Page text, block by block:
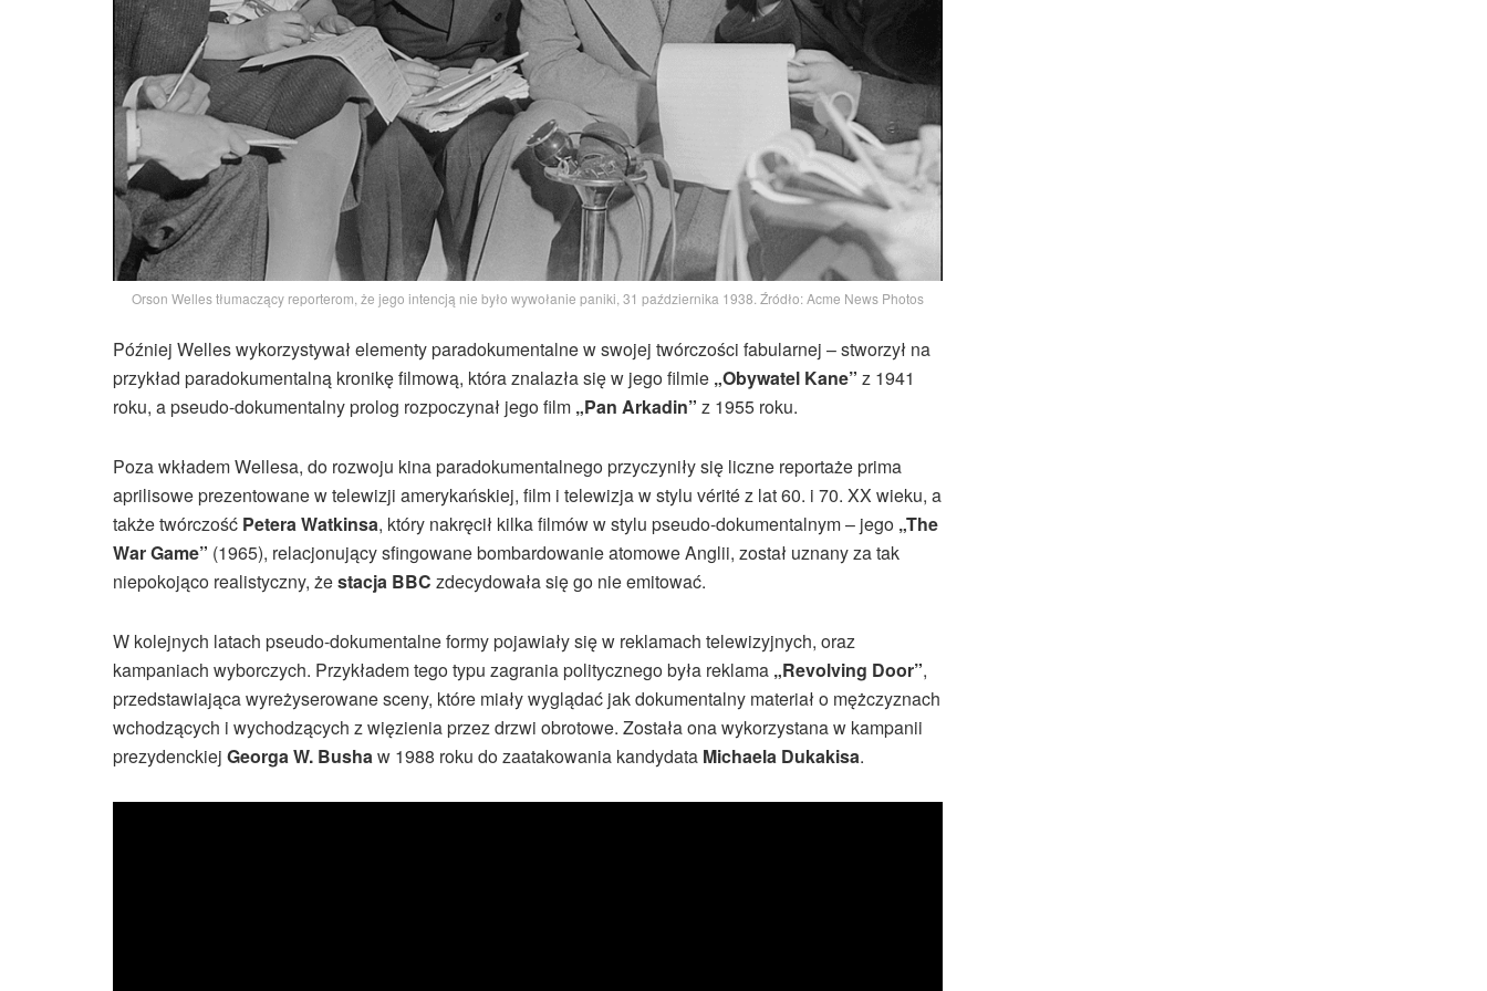
Orson Welles tłumaczący reporterom, że jego intencją nie było wywołanie paniki, 31 października 1938. Źródło: Acme News Photos
Później Welles wykorzystywał elementy paradokumentalne w swojej twórczości fabularnej – stworzył na
przykład paradokumentalną kronikę filmową, która znalazła się w jego filmie „Obywatel Kane” z 1941
roku, a pseudo-dokumentalny prolog rozpoczynał jego film „Pan Arkadin” z 1955 roku.
Poza wkładem Wellesa, do rozwoju kina paradokumentalnego przyczyniły się liczne reportaże prima
aprilisowe prezentowane w telewizji amerykańskiej, film i telewizja w stylu vérité z lat 60. i 70. XX wieku, a
także twórczość Petera Watkinsa, który nakręcił kilka filmów w stylu pseudo-dokumentalnym – jego „The
War Game” (1965), relacjonujący sfingowane bombardowanie atomowe Anglii, został uznany za tak
niepokojąco realistyczny, żestacja BBC zdecydowała się go nie emitować.
W kolejnych latach pseudo-dokumentalne formy pojawiały się w reklamach telewizyjnych, oraz
kampaniach wyborczych. Przykładem tego typu zagrania politycznego była reklama „Revolving Door”,
przedstawiająca wyreżyserowane sceny, które miały wyglądać jak dokumentalny materiał o mężczyznach
wchodzących i wychodzących z więzienia przez drzwi obrotowe. Została ona wykorzystana w kampanii
prezydenckiej Georga W. Bushaw 1988 roku do zaatakowania kandydata Michaela Dukakisa.